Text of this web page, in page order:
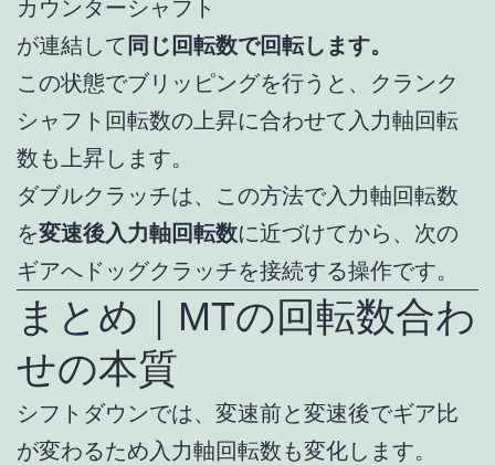
カウンターシャフト
が連結して 同じ回転数で回転します。
この状態でブリッピングを行うと、クランク
シャフト回転数の上昇に合わせて入力軸回転
数も上昇します。
ダブルクラッチは、この方法で入力軸回転数
を変速後入力軸回転数に近づけてから、次の
ギアへドッグクラッチを接続する操作です。
まとめ｜MTの回転数合わ
せの本質
シフトダウンでは、変速前と変速後でギア比
が変わるため入力軸回転数も変化します。